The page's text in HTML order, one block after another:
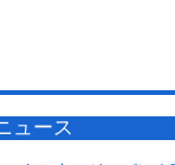
ュース